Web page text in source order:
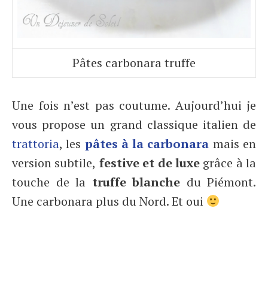
Pâtes carbonara truffe
Une fois n’est pas coutume. Aujourd’hui je
vous propose un grand classique italien de
trattoria, les pâtes à la carbonara mais en
version subtile, festive et de luxegrâce à la
touche de la truffe blanche du Piémont.
Une carbonara plus du Nord. Et oui